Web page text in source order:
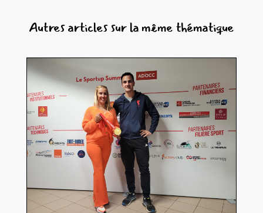
Autres articles sur la même thématique